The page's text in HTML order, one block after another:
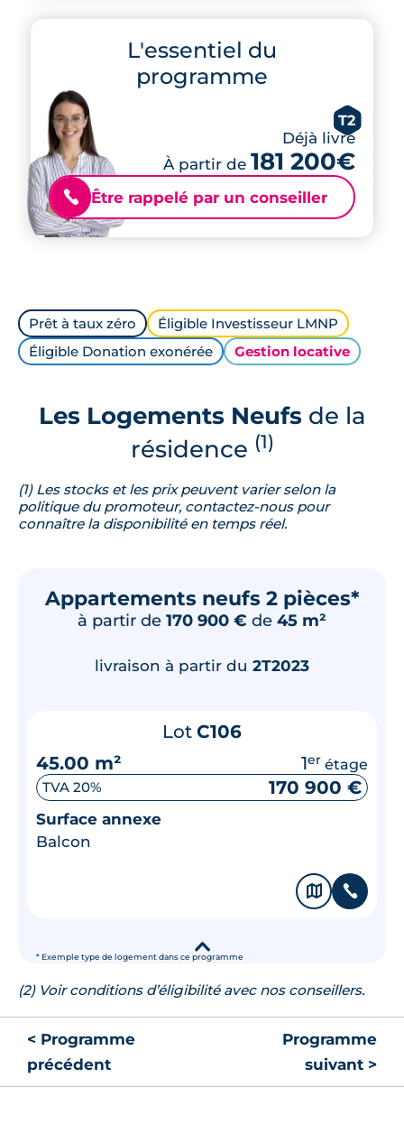
L'essentiel du
programme
T2
Déjà livré
À partir de 181 200€
📞 Être rappelé par un conseiller
Prêt à taux zéro
Éligible Investisseur LMNP
Éligible Donation exonérée
Gestion locative
Les Logements Neufsde la
résidence (1)
(1) Les stocks et les prix peuvent varier selon la
politique du promoteur, contactez-nous pour
connaître la disponibilité en temps réel.
Appartements neufs 2 pièces*
à partir de 170 900 € de 45 m²
* Exemple type de logement dans ce programme
livraison à partir du 2T2023
Lot C106
45.00 m²
1er étage
TVA 20% 170 900 €
Surface annexe
Balcon
🗞 📞
▾
(2) Voir conditions d’éligibilité avec nos conseillers.
< Programme
précédent
Programme
suivant >